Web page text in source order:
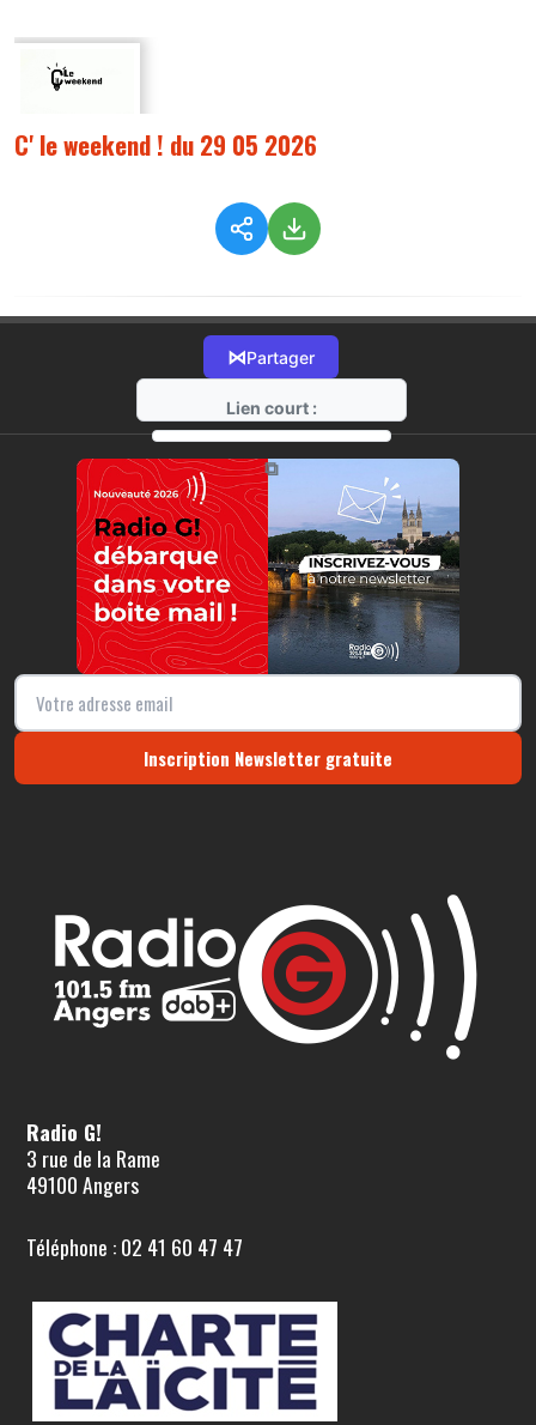
C' le weekend ! du 29 05 2026
⋈Partager
Lien court :
https://radio-g.fr?22172
⧉
Inscription Newsletter gratuite
Radio G!
3 rue de la Rame
49100 Angers
Téléphone : 02 41 60 47 47